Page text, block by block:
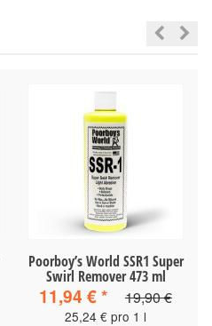
Poorboy’s World SSR1 Super
Swirl Remover 473 ml
11,94 €* 19,90 €
25,24 € pro 1 l